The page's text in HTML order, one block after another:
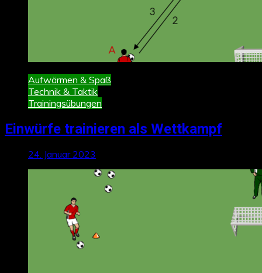
Aufwärmen & Spaß
Technik & Taktik
Trainingsübungen
Einwürfe trainieren als Wettkampf
24. Januar 2023